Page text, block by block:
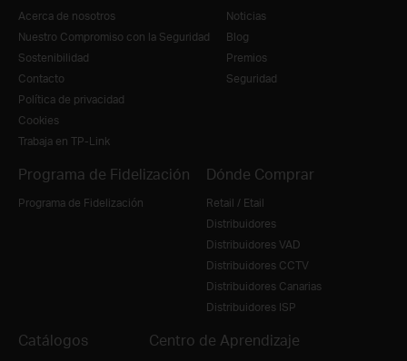
Acerca de nosotros
Nuestro Compromiso con la Seguridad
Sostenibilidad
Contacto
Política de privacidad
Cookies
Trabaja en TP-Link
Noticias
Blog
Premios
Seguridad
Programa de Fidelización
Programa de Fidelización
Dónde Comprar
Retail / Etail
Distribuidores
Distribuidores VAD
Distribuidores CCTV
Distribuidores Canarias
Distribuidores ISP
Catálogos Centro de Aprendizaje